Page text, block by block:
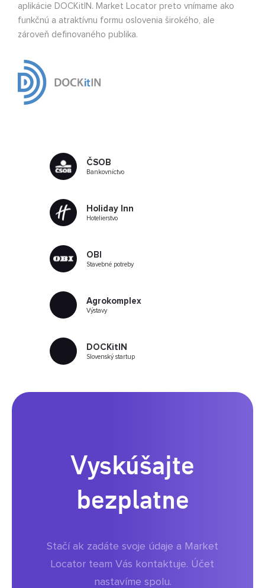
aplikácie DOCKitIN. Market Locator preto vnímame ako
funkčnú a atraktívnu formu oslovenia širokého, ale
zároveň definovaného publika.
ČSOB
Bankovníctvo
Holiday Inn
Hotelierstvo
OBI
Stavebné potreby
Agrokomplex
Výstavy
DOCKitIN
Slovenský startup
Vyskúšajte
bezplatne
Stačí ak zadáte svoje údaje a Market
Locator team Vás kontaktuje. Účet
nastavíme spolu.